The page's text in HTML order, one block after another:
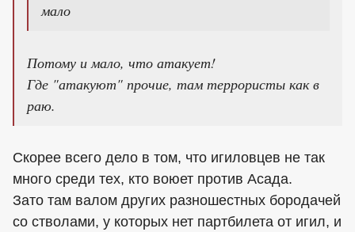
мало
Потому и мало, что атакует!
Где "атакуют" прочие, там террористы как в
раю.
Скорее всего дело в том, что игиловцев не так
много среди тех, кто воюет против Асада.
Зато там валом других разношестных бородачей
со стволами, у которых нет партбилета от игил, и